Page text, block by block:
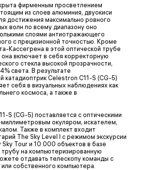
фирменным просветлением
из слоев алюминия, двуокиси
достижения максимально ровного
волн по всему диапазону оно
слоями антиотражающего
с прецизионной точностью. Кроме
Кассегрена в этой оптической трубе
включает в себя корректорную
стекла высокой прозрачности,
света. В результате
катадиоптрик Celestron C11-S (CG-5)
себя в визуальных наблюдениях как
космоса, а также в
S (CG-5) поставляется с оптическими
окуляром, искателем,
Также в комплект входит
The Sky Level I с режимом экскурсии
Sky Tour и 10 000 объектов в базе
трубу на компьютеризированную
отдавать телескопу команды с
или собственного компьютера.